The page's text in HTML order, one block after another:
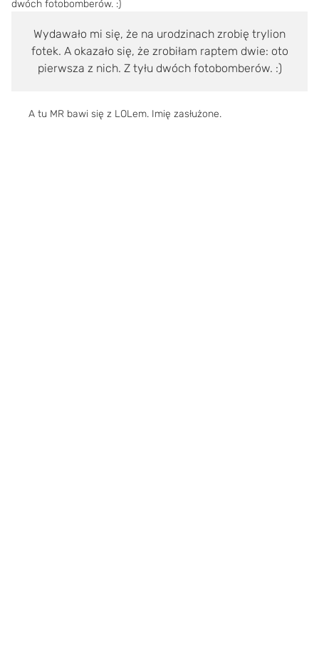
Wydawało mi się, że na urodzinach zrobię trylion
fotek. A okazało się, że zrobiłam raptem dwie: oto
pierwsza z nich. Z tyłu dwóch fotobomberów. :)
A tu MR bawi się z LOLem. Imię zasłużone.